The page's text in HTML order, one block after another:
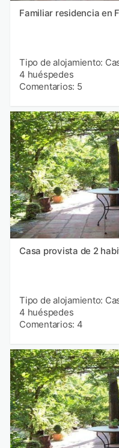
Familiar residencia en
Tipo de alojamiento:
4 huéspedes
Comentarios: 5
Casa provista de 2
Tipo de alojamiento:
4 huéspedes
Comentarios: 4